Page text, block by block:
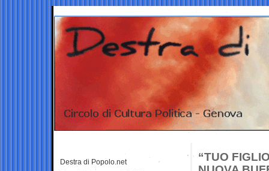
“TUO
Destra di Popolo.net